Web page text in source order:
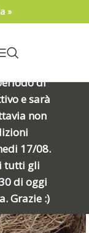
DI
ore
di
di
e sarà
non
17/08.
tutti gli
di oggi
Grazie :)
»